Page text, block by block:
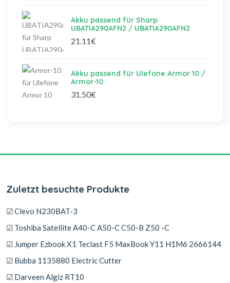
Akku passend für Sharp
UBATIA290AFN2 / UBATIA290AFN2
21.11€
Akku passend für Ulefone Armor 10 /
Armor-10
31.50€
Zuletzt besuchte Produkte
☑ Clevo N230BAT-3
☑ Toshiba Satellite A40-C A50-C C50-B Z50 -C
☑ Jumper Ezbook X1 Teclast F5 MaxBook Y11 H1M6 2666144
☑ Bubba 1135880 Electric Cutter
☑ Darveen Algiz RT10